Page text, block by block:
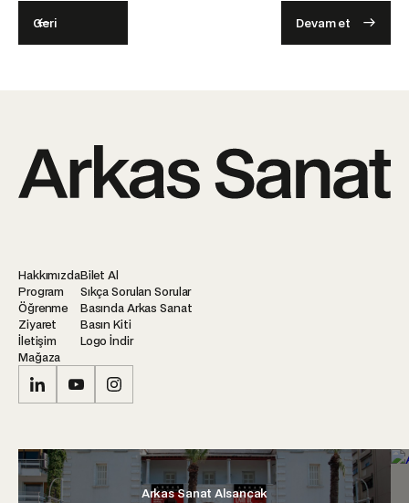
Geri Devam et
Hakkımızda
Program
Öğrenme
Ziyaret
İletişim
Mağaza
Bilet Al
Sıkça Sorulan Sorular
Basında Arkas Sanat
Basın Kiti
Logo İndir
Arkas Sanat Alsancak